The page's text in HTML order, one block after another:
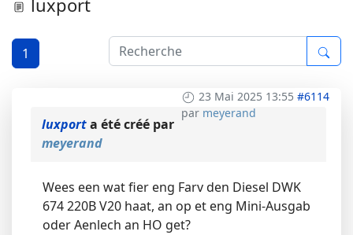
luxport
1
23 Mai 2025 13:55 #6114
par meyerand
luxporta été créé par
meyerand
Wees een wat fier eng Farv den Diesel DWK
674 220B V20 haat, an op et eng Mini-Ausgab
oder Aenlech an HO get?